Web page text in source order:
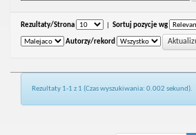
Rezultaty/Strona Sortuj pozycje wg
Autorzy/rekord
Rezultaty 1-1 z 1 (Czas wyszukiwania: 0.002 sekund).